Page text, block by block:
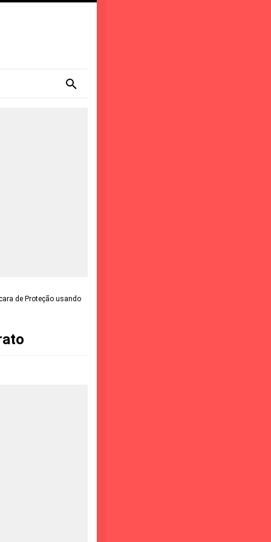
de Proteção usando